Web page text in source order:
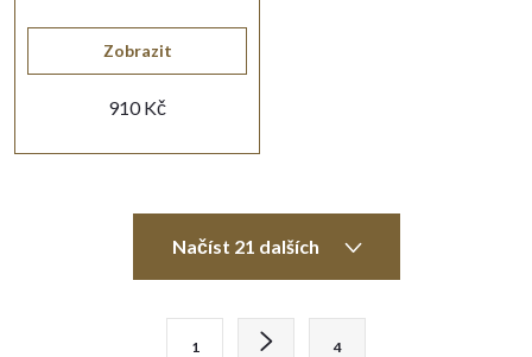
910 Kč
Zobrazit
Načíst 21 dalších
1 4